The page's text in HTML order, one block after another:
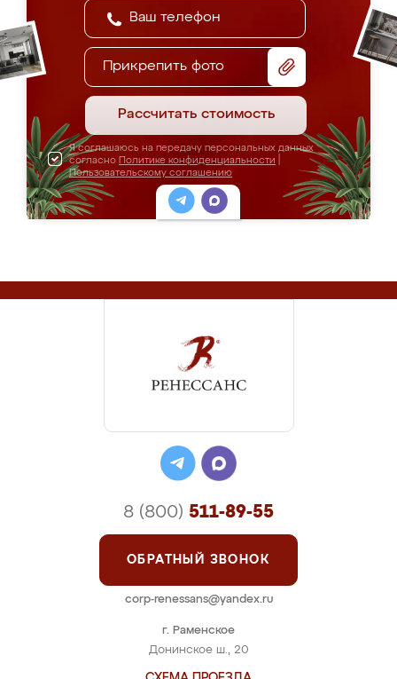
Прикрепить фото
Рассчитать стоимость
Я соглашаюсь на передачу персональных данных
согласно Политике конфиденциальности
Пользовательскому соглашению
г. Раменское
Донинское ш., 20
8 (800) 511-89-55
ОБРАТНЫЙ ЗВОНОК
corp-renessans@yandex.ru